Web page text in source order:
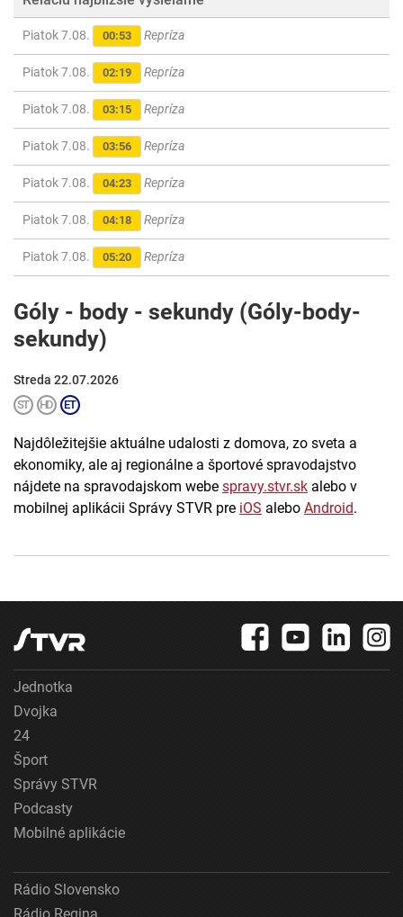
Piatok 7.08. 00:53 Repríza
Piatok 7.08. 02:19 Repríza
Piatok 7.08. 03:15 Repríza
Piatok 7.08. 03:56 Repríza
Piatok 7.08. 04:23 Repríza
Piatok 7.08. 04:18 Repríza
Piatok 7.08. 05:20 Repríza
Góly - body - sekundy (Góly-body-
sekundy)
Streda 22.07.2026
Najdôležitejšie aktuálne udalosti z domova, zo sveta a
ekonomiky, ale aj regionálne a športové spravodajstvo
nájdete na spravodajskom webe spravy.stvr.sk alebo v
mobilnej aplikácii Správy STVR pre iOS alebo Android.
Jednotka
Dvojka
24
Šport
Správy STVR
Podcasty
Mobilné aplikácie
Rádio Slovensko